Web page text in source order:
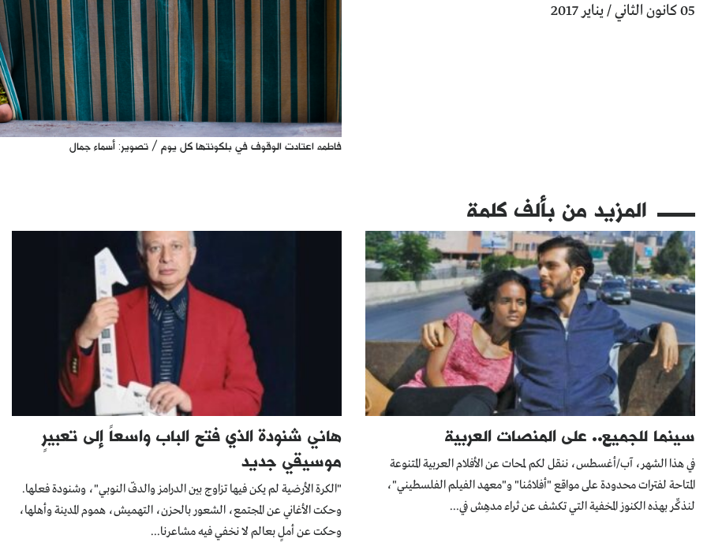
05 كانون الثاني / يناير 2017
فاطمه اعتادت الوقوف في بلكونتها كل يوم / تصوير: أسماء جمال
المزيد من بألف كلمة
سينما للجميع.. على المنصات العربية
في هذا الشهر، آب/أغسطس، ننقل لكم لمحات عن الأفلام العربية المتنوعة
المتاحة لفترات محدودة على مواقع "أفلامُنا" و"معهد الفيلم الفلسطيني"،
لنذكِّر بهذه الكنوز المخفية التي تكشف عن ثراء مدهِش في...
هاني شنودة الذي فتح الباب واسعاً إلى تعبيرٍ
موسيقي جديد
"الكرة الأرضية لم يكن فيها تزاوج بين الدرامز والدفّ النوبي"، وشنودة فعلها.
وحكت الأغاني عن المجتمع، الشعور بالحزن، التهميش، هموم المدينة وأهلها،
وحكت عن أملٍ بعالم لا نخفي فيه مشاعرنا...